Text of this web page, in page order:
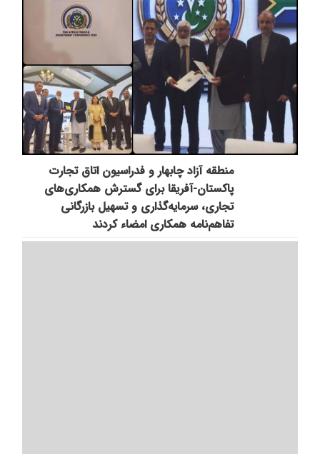
منطقه آزاد چابهار و فدراسیون اتاق تجارت
پاکستان-آفریقا برای گسترش همکاری‌های
تجاری، سرمایه‌گذاری و تسهیل بازرگانی
تفاهم‌نامه همکاری‌ امضاء کردند